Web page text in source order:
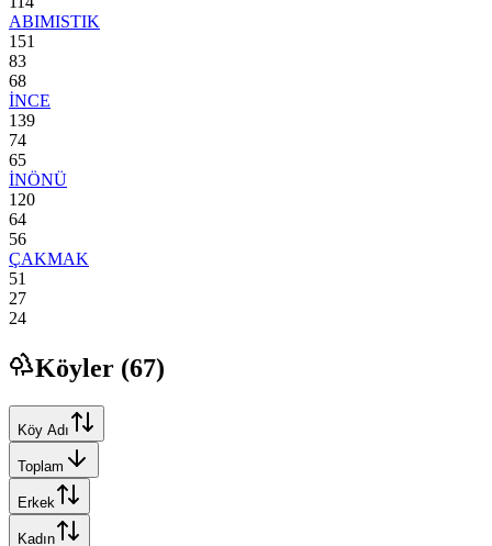
ABIMISTIK
151
83
68
İNCE
139
74
65
İNÖNÜ
120
64
56
ÇAKMAK
51
27
24
Köyler (67)
Köy Adı
Toplam
Erkek
Kadın